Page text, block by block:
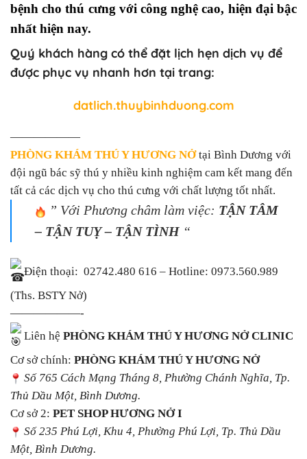
bệnh cho thú cưng với công nghệ cao, hiện đại bậc
nhất hiện nay.
Quý khách hàng có thể đặt lịch hẹn dịch vụ để
được phục vụ nhanh hơn tại trang:
datlich.thuybinhduong.com
——————
PHÒNG KHÁM THÚ Y HƯƠNG NỞtại Bình Dương với
đội ngũ bác sỹ thú y nhiều kinh nghiệm cam kết mang đến
tất cả các dịch vụ cho thú cưng với chất lượng tốt nhất.
” Với Phương châm làm việc: TẬN TÂM
– TẬN TUỴ – TẬN TÌNH“
Điện thoại: 02742.480 616 – Hotline: 0973.560.989
(Ths. BSTY Nở)
——————-
Liên hệ PHÒNG KHÁM THÚ Y HƯƠNG NỞ CLINIC
Cơ sở chính: PHÒNG KHÁM THÚ Y HƯƠNG NỞ
Số 765 Cách Mạng Tháng 8, Phường Chánh Nghĩa, Tp.
Thủ Dầu Một, Bình Dương.
Cơ sở 2: PET SHOP HƯƠNG NỞ I
Số 235 Phú Lợi, Khu 4, Phường Phú Lợi, Tp. Thủ Dầu
Một, Bình Dương.